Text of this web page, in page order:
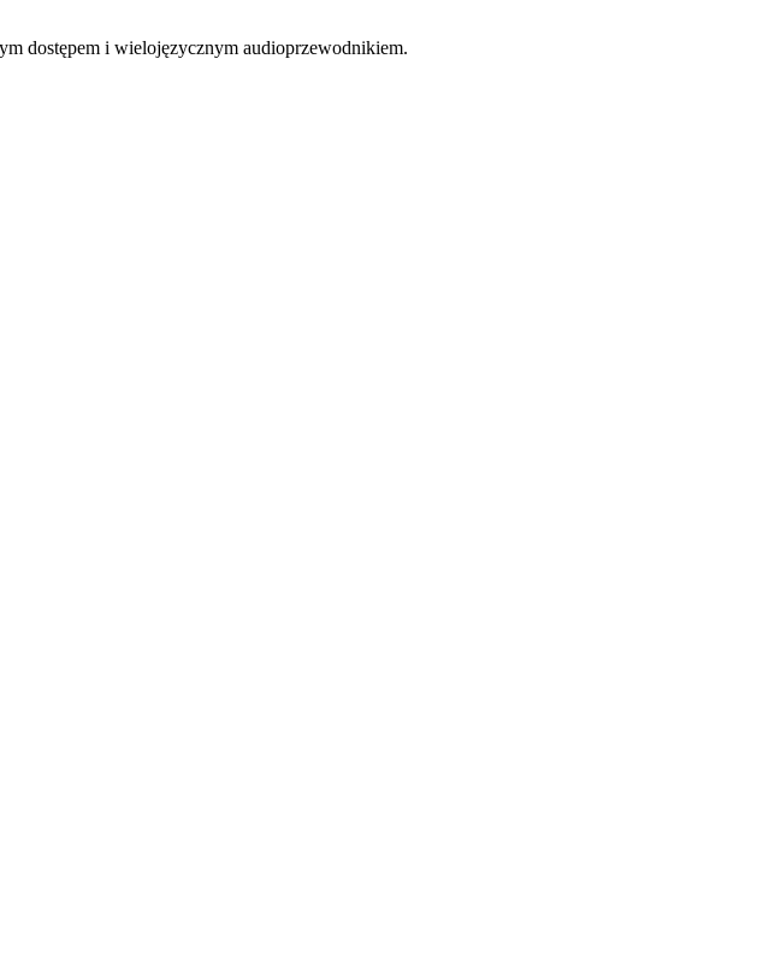
dostępem i wielojęzycznym audioprzewodnikiem.